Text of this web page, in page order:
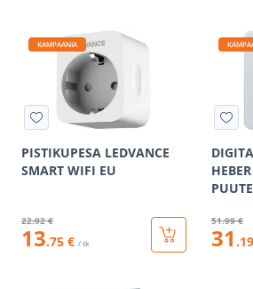
KAMPAANIA
PISTIKUPESA LEDVANCE
SMART WIFI EU
22.92 €
13.75 € / tk
51.99 €
31